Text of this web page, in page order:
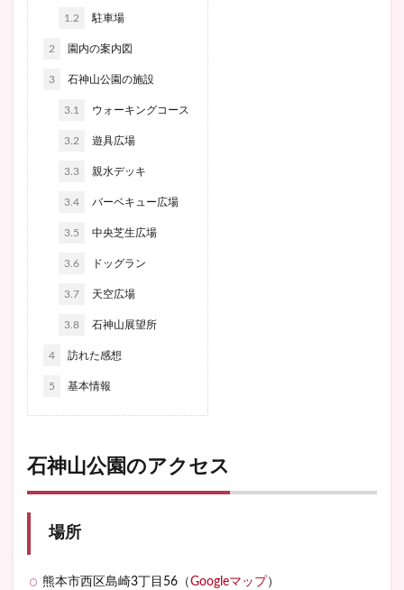
1.2 駐車場
2 園内の案内図
3 石神山公園の施設
3.1 ウォーキングコース
3.2 遊具広場
3.3 親水デッキ
3.4 バーベキュー広場
3.5 中央芝生広場
3.6 ドッグラン
3.7 天空広場
3.8 石神山展望所
4 訪れた感想
5 基本情報
石神山公園のアクセス
場所
熊本市西区島崎3丁目56（Googleマップ ）